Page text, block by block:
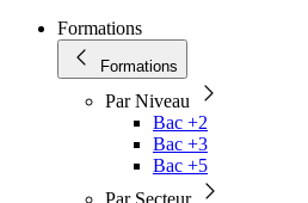
Formations
Formations
Par Niveau
Bac +2
Bac +3
Bac +5
Par Secteur